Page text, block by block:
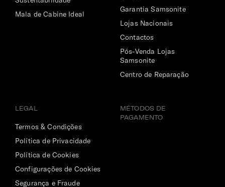
Mala de Cabine Ideal
Garantia Samsonite
Lojas Nacionais
Contactos
Pós-Venda Lojas
Samsonite
Centro de Reparação
LEGAL
Termos & Condições
Política de Privacidade
Política de Cookies
Configurações de Cookies
Segurança e Fraude
MÉTODOS DE
PAGAMENTO